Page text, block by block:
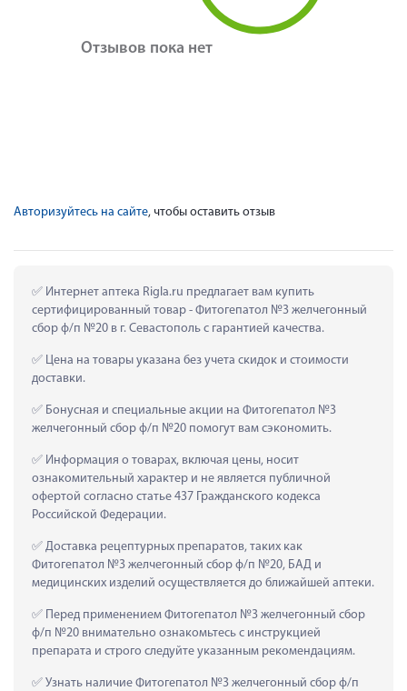
Отзывов пока нет
Авторизуйтесь на сайте, чтобы оставить отзыв
Интернет аптека Rigla.ru предлагает вам купить
сертифицированный товар - Фитогепатол №3 желчегонный
сбор ф/п №20 в г. Севастополь с гарантией качества.
Цена на товары указана без учета скидок и стоимости
доставки.
Бонусная и специальные акции на Фитогепатол №3
желчегонный сбор ф/п №20 помогут вам сэкономить.
Информация о товарах, включая цены, носит
ознакомительный характер и не является публичной
офертой согласно статье 437 Гражданского кодекса
Российской Федерации.
Доставка рецептурных препаратов, таких как
Фитогепатол №3 желчегонный сбор ф/п №20, БАД и
медицинских изделий осуществляется до ближайшей аптеки.
Перед применением Фитогепатол №3 желчегонный сбор
ф/п №20 внимательно ознакомьтесь с инструкцией
препарата и строго следуйте указанным рекомендациям.
Узнать наличие Фитогепатол №3 желчегонный сбор ф/п